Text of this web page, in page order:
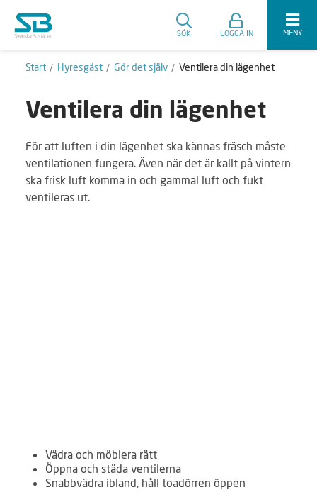
SÖK LOGGA IN MENY
Start Hyresgäst Gör det själv Ventilera din lägenhet
Ventilera din lägenhet
För att luften i din lägenhet ska kännas fräsch måste
ventilationen fungera. Även när det är kallt på vintern
ska frisk luft komma in och gammal luft och fukt
ventileras ut.
Vädra och möblera rätt
Öppna och städa ventilerna
Snabbvädra ibland, håll toadörren öppen